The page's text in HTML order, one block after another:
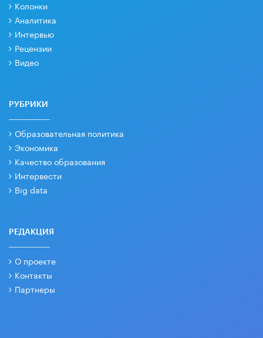
Колонки
Аналитика
Интервью
Рецензии
Видео
РУБРИКИ
Образовательная политика
Экономика
Качество образования
Интервести
Big data
РЕДАКЦИЯ
О проекте
Контакты
Партнеры